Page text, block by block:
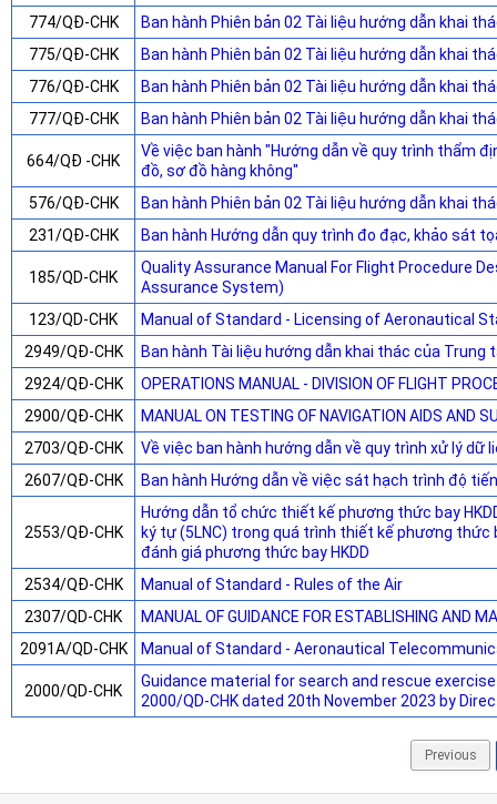
774/QĐ-CHK
Ban hành Phiên bản 02 Tài liệu hướng dẫn khai
775/QĐ-CHK
Ban hành Phiên bản 02 Tài liệu hướng dẫn khai
776/QĐ-CHK
Ban hành Phiên bản 02 Tài liệu hướng dẫn khai
777/QĐ-CHK
Ban hành Phiên bản 02 Tài liệu hướng dẫn khai
664/QĐ -CHK
Về việc ban hành "Hướng dẫn về quy trình thẩm
đồ, sơ đồ hàng không"
576/QĐ-CHK
Ban hành Phiên bản 02 Tài liệu hướng dẫn khai
231/QĐ-CHK
Ban hành Hướng dẫn quy trình đo đạc, khảo sát
185/QD-CHK
Quality Assurance Manual For Flight Procedure
Assurance System)
123/QD-CHK
Manual of Standard - Licensing of Aeronautical
2949/QĐ-CHK
Ban hành Tài liệu hướng dẫn khai thác của Trung
2924/QĐ-CHK
OPERATIONS MANUAL - DIVISION OF FLIGHT
2900/QĐ-CHK
MANUAL ON TESTING OF NAVIGATION AIDS AND
2703/QĐ-CHK
Về việc ban hành hướng dẫn về quy trình xử lý dữ
2607/QĐ-CHK
Ban hành Hướng dẫn về việc sát hạch trình độ
2553/QĐ-CHK
Hướng dẫn tổ chức thiết kế phương thức bay
ký tự (5LNC) trong quá trình thiết kế phương
đánh giá phương thức bay HKDD
2534/QĐ-CHK
Manual of Standard - Rules of the Air
2307/QD-CHK
MANUAL OF GUIDANCE FOR ESTABLISHING AND
2091A/QD-CHK
Manual of Standard - Aeronautical
2000/QD-CHK
Guidance material for search and rescue
2000/QD-CHK dated 20th November 2023 by
Previous